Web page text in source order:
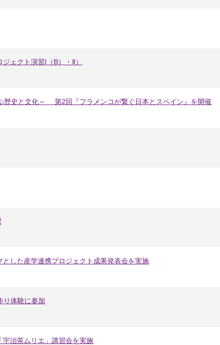
ェクト演習I（B）・Ⅱ）
史と文化～ 第2回『フラメンコが繋ぐ日本とスペイン』を開催
した産学連携プロジェクト成果発表会を実施
り体験に参加
治茶ムリエ」講習会を実施